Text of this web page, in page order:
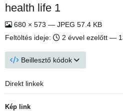
health life 1
680 × 573 — JPEG 57.4 KB
Feltöltés ideje:
2 évvel ezelőtt —
Beillesztő kódok
Direkt linkek
Kép link